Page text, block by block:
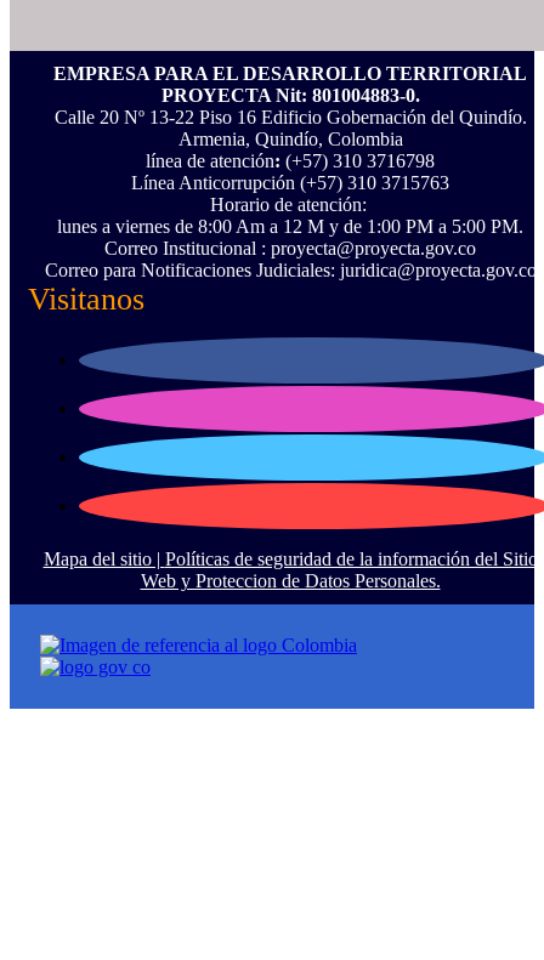
EMPRESA PARA EL DESARROLLO TERRITORIAL
PROYECTA Nit: 801004883-0.
Calle 20 Nº 13-22 Piso 16 Edificio Gobernación del Quindío.
Armenia, Quindío, Colombia
línea de atención: (+57) 310 3716798
Línea Anticorrupción ‪(+57) 310 3715763‬
Horario de atención:
lunes a viernes de 8:00 Am a 12 M y de 1:00 PM a 5:00 PM.
Correo Institucional : proyecta@proyecta.gov.co
Correo para Notificaciones Judiciales: juridica@proyecta.gov.co
Visitanos
Mapa del sitio | Políticas de seguridad de la información del Sitio
Web y Proteccion de Datos Personales.